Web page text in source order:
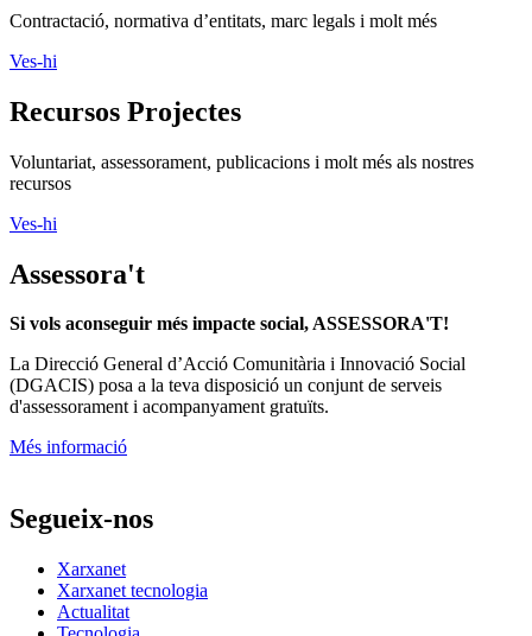
Contractació, normativa d’entitats, marc legals i molt més
Ves-hi
Recursos Projectes
Voluntariat, assessorament, publicacions i molt més als nostres
recursos
Ves-hi
Assessora't
Si vols aconseguir més impacte social, ASSESSORA'T!
La Direcció General d’Acció Comunitària i Innovació Social
(DGACIS) posa a la teva disposició un conjunt de serveis
d'assessorament i acompanyament gratuïts.
Més informació
Segueix-nos
Xarxanet
Xarxanet tecnologia
Actualitat